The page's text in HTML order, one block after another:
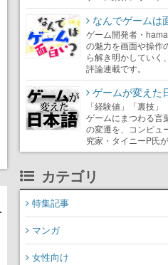
なんでゲームは
ゲーム開発者・
の魅力を画面や操作
ら解き明かしていく
評論連載です。
ゲームが変えた
「経験値」「裏技
ゲームにまつわる言
の変遷を、コンピュ
究家・タイニーP氏が
カテゴリ
特集記事
マンガ
女性向け